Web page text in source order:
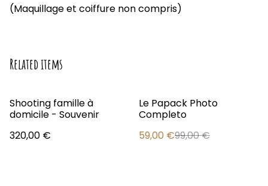
(Maquillage et coiffure non compris)
Related items
Shooting famille à
domicile - Souvenir
320,00 €
%
Le Papack Photo
Completo
59,00 €99,00 €